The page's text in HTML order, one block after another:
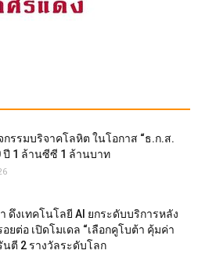
กรรมบริจาคโลหิต ในโอกาส “ธ.ก.ส.
ปี 1 ล้านซีซี 1 ล้านบาท
ดึงเทคโนโลยี AI ยกระดับบริการหลัง
ยต่อ เปิดโมเดล “เลือกคูโบต้า คุ้มค่า
นตี 2 รางวัลระดับโลก